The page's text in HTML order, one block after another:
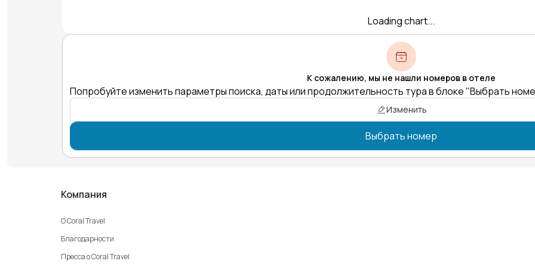
Loading chart...
К сожалению, мы не нашли номеров в отеле
Попробуйте изменить параметры поиска, даты или продолжительность тура в блоке "Выбрать
Изменить
Выбрать номер
Компания
О Coral Travel
Благодарности
Пресса о Coral Travel